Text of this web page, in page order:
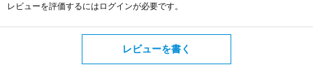
レビューを評価するには ログインが必要です。
レビューを書く